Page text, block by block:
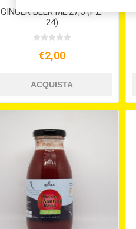
GINGER BEER ML.27,5 (PZ.
24)
€2,00